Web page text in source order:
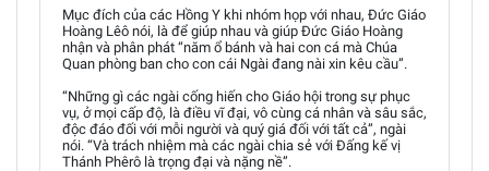
Mục đích của các Hồng Y khi nhóm họp với nhau, Đức Giáo
Hoàng Lêô nói, là để giúp nhau và giúp Đức Giáo Hoàng
nhận và phân phát “năm ổ bánh và hai con cá mà Chúa
Quan phòng ban cho con cái Ngài đang nài xin kêu cầu”.
“Những gì các ngài cống hiến cho Giáo hội trong sự phục
vụ, ở mọi cấp độ, là điều vĩ đại, vô cùng cá nhân và sâu sắc,
độc đáo đối với mỗi người và quý giá đối với tất cả”, ngài
nói. “Và trách nhiệm mà các ngài chia sẻ với Đấng kế vị
Thánh Phêrô là trọng đại và nặng nề”.